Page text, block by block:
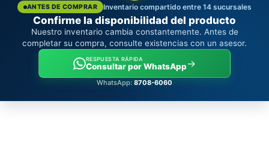
ANTES DE COMPRAR Inventario compartido entre 14 sucursales
Confirme la disponibilidad del producto
Nuestro inventario cambia constantemente. Antes de
completar su compra, consulte existencias con un asesor.
RESPUESTA RÁPIDA
Consultar por WhatsApp→
WhatsApp: 8708-6060